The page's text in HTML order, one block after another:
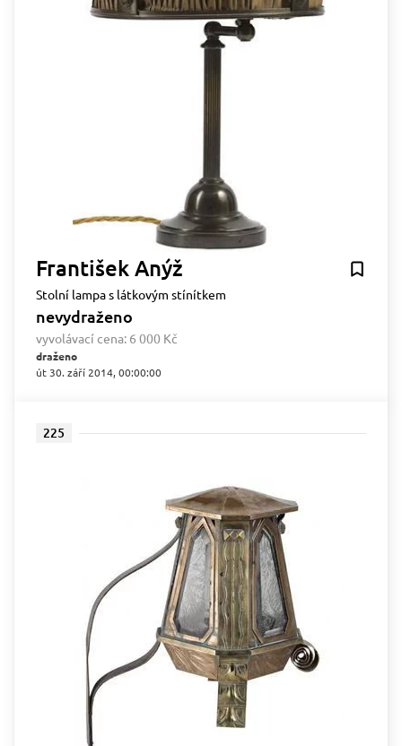
František Anýž
Stolní lampa s látkovým stínítkem
nevydraženo
vyvolávací cena: 6 000 Kč
draženo
út 30. září 2014, 00:00:00
225